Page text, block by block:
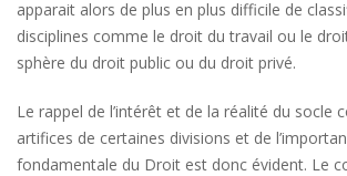
apparait alors de plus en plus difficile de
disciplines comme le droit du travail ou le
sphère du droit public ou du droit privé.
Le rappel de l’intérêt et de la réalité du socle
artifices de certaines divisions et de
fondamentale du Droit est donc évident. Le